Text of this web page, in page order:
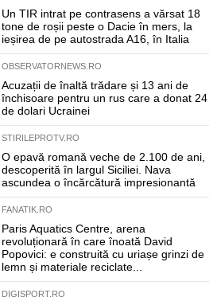
Un TIR intrat pe contrasens a vărsat 18
tone de roșii peste o Dacie în mers, la
ieșirea de pe autostrada A16, în Italia
OBSERVATORNEWS.RO
Acuzații de înaltă trădare și 13 ani de
închisoare pentru un rus care a donat 24
de dolari Ucrainei
STIRILEPROTV.RO
O epavă romană veche de 2.100 de ani,
descoperită în largul Siciliei. Nava
ascundea o încărcătură impresionantă
FANATIK.RO
Paris Aquatics Centre, arena
revoluționară în care înoată David
Popovici: e construită cu uriașe grinzi de
lemn și materiale reciclate...
DIGISPORT.RO